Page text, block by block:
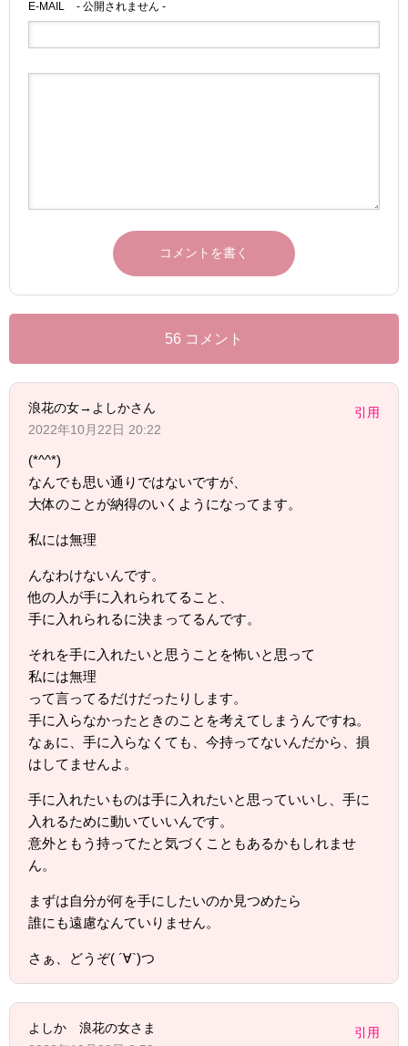
E-MAIL - 公開されません -
56 コメント
浪花の女→よしかさん
2022年10月22日 20:22
引用
(*^^*)
なんでも思い通りではないですが、
大体のことが納得のいくようになってます。
私には無理
んなわけないんです。
他の人が手に入れられてること、
手に入れられるに決まってるんです。
それを手に入れたいと思うことを怖いと思って
私には無理
って言ってるだけだったりします。
手に入らなかったときのことを考えてしまうんですね。
なぁに、手に入らなくても、今持ってないんだから、損
はしてませんよ。
手に入れたいものは手に入れたいと思っていいし、手に
入れるために動いていいんです。
意外ともう持ってたと気づくこともあるかもしれませ
ん。
まずは自分が何を手にしたいのか見つめたら
誰にも遠慮なんていりません。
さぁ、どうぞ( ´∀`)つ
よしか 浪花の女さま
引用